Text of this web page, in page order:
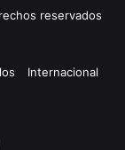
reservados
Internacional